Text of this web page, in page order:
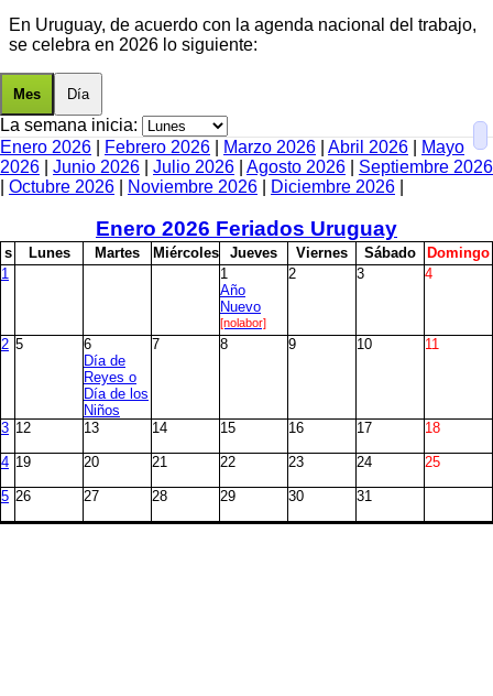
En Uruguay, de acuerdo con la agenda nacional del trabajo,
se celebra en 2026 lo siguiente:
Mes Día
La semana inicia:
Enero 2026
Febrero 2026 Marzo 2026 Abril 2026
Mayo
2026
Junio 2026 Julio 2026 Agosto 2026
Septiembre 2026
Octubre 2026 Noviembre 2026 Diciembre 2026
Enero 2026 Feriados Uruguay
s Lunes Martes Miércoles Jueves Viernes Sábado Domingo
1
1
Año
Nuevo
[nolabor]
2 3 4
2 5
6
Día de
Reyes o
Día de los
Niños
7 8 9 10 11
3 12 13 14 15 16 17 18
4 19 20 21 22 23 24 25
5 26 27 28 29 30 31